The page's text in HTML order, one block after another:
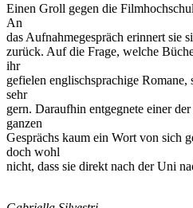
Einen Groll gegen die
An
das Aufnahmegespräch erinnert sie
zurück. Auf die Frage, welche
ihr
gefielen englischsprachige Romane,
sehr
gern. Daraufhin entgegnete einer
ganzen
Gesprächs kaum ein Wort von sich
doch wohl
nicht, dass sie direkt nach der Uni